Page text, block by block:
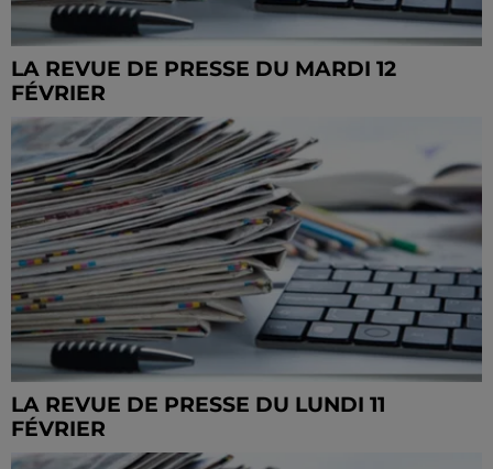
LA REVUE DE PRESSE DU MARDI 12
FÉVRIER
LA REVUE DE PRESSE DU LUNDI 11
FÉVRIER